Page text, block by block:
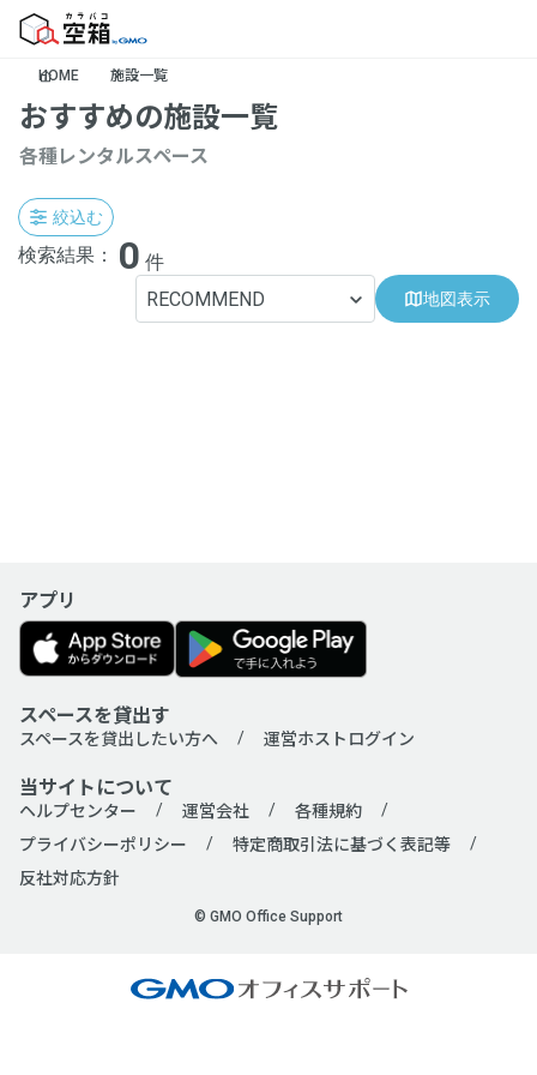
HOME 施設一覧
おすすめの施設一覧
各種レンタルスペース
絞込む
検索結果： 0 件
RECOMMEND
地図表示
会場タイプ
すべて 貸し会議室 セミナー会場
展示会場 カラオケボックス（ビジネス用）
イベントスペース 撮影スタジオ
音楽スタジオ ハウススタジオ
レンタルキッチン
トレーニングジム
アプリ
スペースを貸出す
スペースを貸出したい方へ 運営ホストログイン
当サイトについて
ヘルプセンター 運営会社
各種規約
プライバシーポリシー
特定商取引法に基づく表記等
反社対応方針
© GMO Office Support